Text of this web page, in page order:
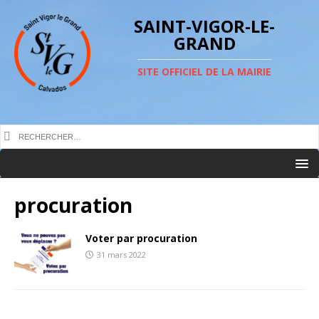
SAINT-VIGOR-LE-
GRAND
SITE OFFICIEL DE LA MAIRIE
procuration
Voter par procuration
31 mars 2022